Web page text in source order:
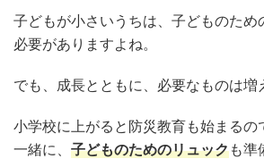
子どもが小さいうちは、子どものため
必要がありますよね。
でも、成長とともに、必要なものは増
小学校に上がると防災教育も始まるの
一緒に、 子どものためのリュックも準